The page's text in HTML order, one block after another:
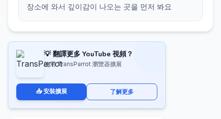
장소에 와서 깊이감이 나오는 곳을 먼저 봐요
💡 翻譯更多 YouTube 視頻？
使用 TransParrot 瀏覽器擴展
📥 安裝擴展 了解更多